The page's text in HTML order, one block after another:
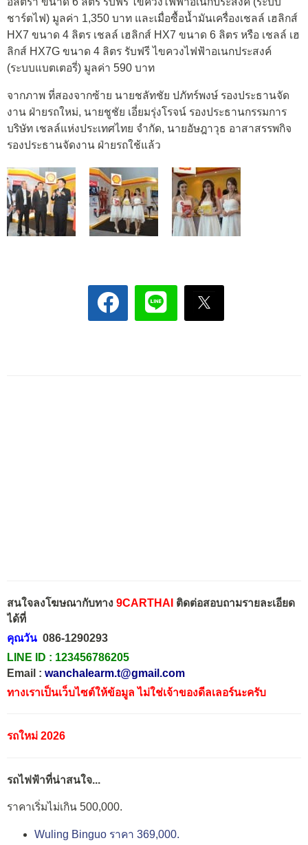
ชาร์ตไฟ) มูลค่า 1,350 บาท และเมื่อซื้อน้ำมันเครื่องเชลล์ เฮลิกส์
HX7 ขนาด 4 ลิตร เชลล์ เฮลิกส์ HX7 ขนาด 6 ลิตร หรือ เชลล์ เฮ
ลิกส์ HX7G ขนาด 4 ลิตร รับฟรี ไขควงไฟฟ้าอเนกประสงค์
(ระบบแบตเตอรี่) มูลค่า 590 บาท
จากภาพ ที่สองจากซ้าย นายชลัทชัย ปภัทร์พงษ์ รองประธานจัด
งาน ฝ่ายรถใหม่, นายชูชัย เอี่ยมรุ่งโรจน์ รองประธานกรรมการ
บริษัท เชลล์แห่งประเทศไทย จำกัด, นายอัษฎาวุธ อาสาสรรพกิจ
รองประธานจัดงาน ฝ่ายรถใช้แล้ว
สนใจลงโฆษณากับทาง 9CARTHAI ติดต่อสอบถามรายละเอียด
ได้ที่
คุณวัน 086-1290293
LINE ID : 123456786205
Email : wanchalearm.t@gmail.com
ทางเราเป็นเว็บไซต์ให้ข้อมูล ไม่ใช่เจ้าของดีลเลอร์นะครับ
รถใหม่ 2026
รถไฟฟ้าที่น่าสนใจ...
ราคาเริ่มไม่เกิน 500,000.
Wuling Binguo ราคา 369,000.